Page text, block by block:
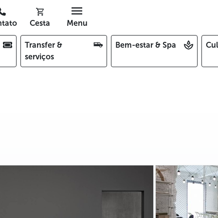
Cesta Menu
Transfer &
serviços
Bem-estar & Spa